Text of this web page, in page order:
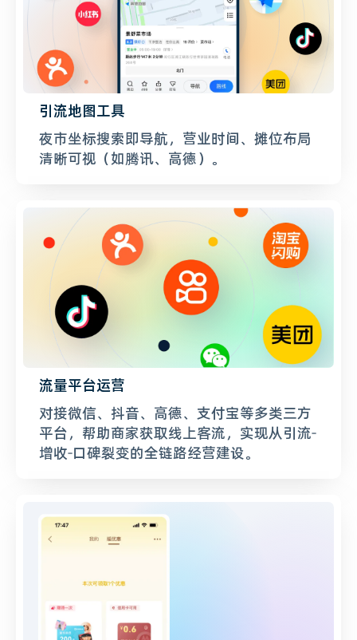
引流地图工具
夜市坐标搜索即导航，营业时间、摊位布局
清晰可视（如腾讯、高德）。
流量平台运营
对接微信、抖音、高德、支付宝等多类三方
平台，帮助商家获取线上客流，实现从引流-
增收-口碑裂变的全链路经营建设。